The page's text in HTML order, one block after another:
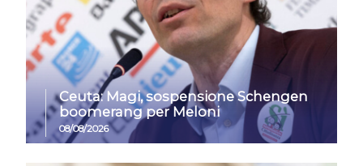
Ceuta: Magi, sospensione Schengen
boomerang per Meloni
08/08/2026